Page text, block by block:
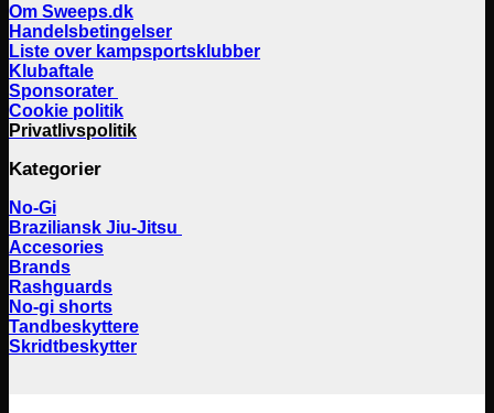
Om Sweeps.dk
Handelsbetingelser
Liste over kampsportsklubber
Klubaftale
Sponsorater
Cookie politik
Privatlivspolitik
Kategorier
No-Gi
Braziliansk Jiu-Jitsu
Accesories
Brands
Rashguards
No-gi shorts
Tandbeskyttere
Skridtbeskytter